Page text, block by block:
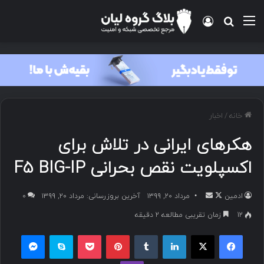
خانه/ اخبار
هکرهای ایرانی در تلاش برای
اکسپلویت نقص بحرانی F5 BIG-IP
ادمین مرداد ۲۰, ۱۳۹۹ آخرین بروزرسانی: مرداد ۲۰, ۱۳۹۹
۰
12
زمان تقریبی مطالعه 2 دقیقه